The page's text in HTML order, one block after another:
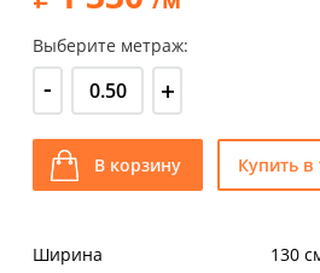
Выберите метраж:
- +
В корзину Купить в
Ширина
130